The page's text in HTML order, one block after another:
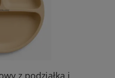
z podziałką i